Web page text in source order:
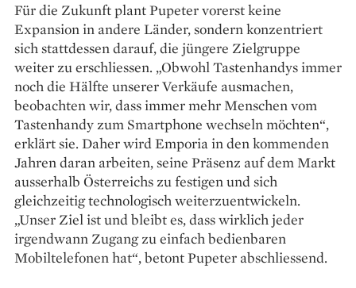
Für die Zukunft plant Pupeter vorerst keine
Expansion in andere Länder, sondern konzen­triert
sich stattdessen darauf, die jüngere Zielgruppe
weiter zu erschliessen. „Obwohl Tastenhandys immer
noch die Hälfte unserer Verkäufe ausmachen,
beobachten wir, dass immer mehr Menschen vom
Tastenhandy zum Smartphone wechseln möchten“,
erklärt sie. Daher wird Emporia in den kommenden
Jahren daran arbeiten, seine Präsenz auf dem Markt
ausserhalb Österreichs zu festigen und sich
gleichzeitig technologisch weiterzuentwickeln.
„Unser Ziel ist und bleibt es, dass wirklich jeder
irgendwann Zugang zu einfach bedienbaren
Mobiltelefonen hat“, betont Pupeter abschliessend.